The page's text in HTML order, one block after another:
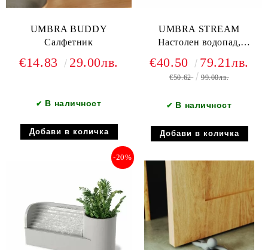
UMBRA BUDDY
Салфетник
€14.83 29.00лв.
✔ В наличност
UMBRA STREAM
Настолен водопад,
€40.50 79.21лв.
€50.62 99.00лв.
✔ В наличност
-20%